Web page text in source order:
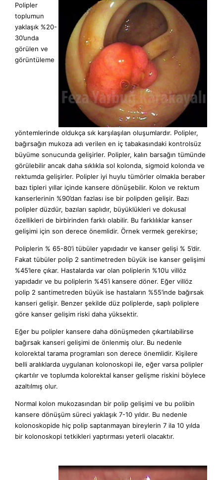
İLETİŞİM
REKTUM KANSERİ
TR
AR
UZMANLIKLAR
VİDEOLAR
ÜYELERE ÖZEL
ÜYELERE ÖZEL
HASTA OLGULARI
TIBBİ İKİNCİ GÖRÜŞ
E-RANDEVU
Polipler
toplumun
yaklaşık %20-
30’unda
görülen ve
görüntüleme
yöntemlerinde oldukça sık karşılaşılan oluşumlardır. Polipler,
bağırsağın mukoza adı verilen en iç tabakasındaki kontrolsüz
büyüme sonucunda gelişirler. Polipler, kalın barsağın tümünde
görülebilir ancak daha sıklıkla sol kolonda, sigmoid kolonda ve
rektumda gelişirler. Polipler iyi huylu tümörler olmakla beraber
bazı tipleri yıllar içinde kansere dönüşebilir. Kolon ve rektum
kanserlerinin %90’dan fazlası ise bir polipden gelişir. Bazı
polipler düzdür, bazıları saplıdır, büyüklükleri ve dokusal
özellikleri de birbirinden farklı olabilir. Bu farklılıklar kanser
gelişimi için son derece önemlidir. Örnek vermek gerekirse;
Poliplerin % 65-80’i tübüler yapıdadır ve kanser gelişi % 5’dir.
Fakat tübüler polip 2 santimetreden büyük ise kanser gelişimi
%45’lere çıkar. Hastalarda var olan poliplerin %10’u villöz
yapıdadır ve bu poliplerin %45’i kansere döner. Eğer villöz
polip 2 santimetreden büyük ise hastaların %55’inde bağırsak
kanseri gelişir. Benzer şekilde düz poliplerde, saplı poliplere
göre kanser gelişim riski daha yüksektir.
Eğer bu polipler kansere daha dönüşmeden çıkartılabilirse
bağırsak kanseri gelişimi de önlenmiş olur. Bu nedenle
kolorektal tarama programları son derece önemlidir. Kişilere
belli aralıklarda uygulanan kolonoskopi ile, eğer varsa polipler
çıkartılır ve toplumda kolorektal kanser gelişme riskini böylece
azaltılmış olur.
Normal kolon mukozasından bir polip gelişimi ve bu polibin
kansere dönüşüm süreci yaklaşık 7-10 yıldır. Bu nedenle
kolonoskopide hiç polip saptanmayan bireylerin 7 ila 10 yılda
bir kolonoskopi tetkikleri yaptırması yeterli olacaktır.